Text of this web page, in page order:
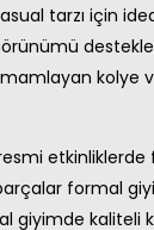
tarzı için
kolye
formal
giyimde kaliteli